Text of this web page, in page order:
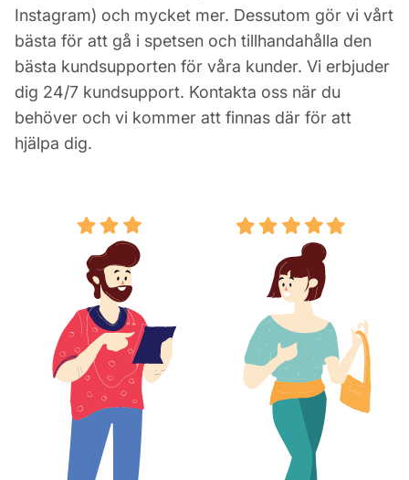
Instagram) och mycket mer. Dessutom gör vi vårt
bästa för att gå i spetsen och tillhandahålla den
bästa kundsupporten för våra kunder. Vi erbjuder
dig 24/7 kundsupport. Kontakta oss när du
behöver och vi kommer att finnas där för att
hjälpa dig.